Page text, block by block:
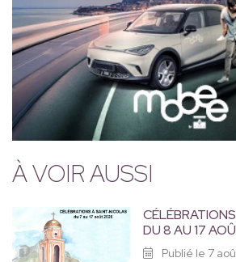
À VOIR AUSSI
DU 8 AU 17
Publié le 7